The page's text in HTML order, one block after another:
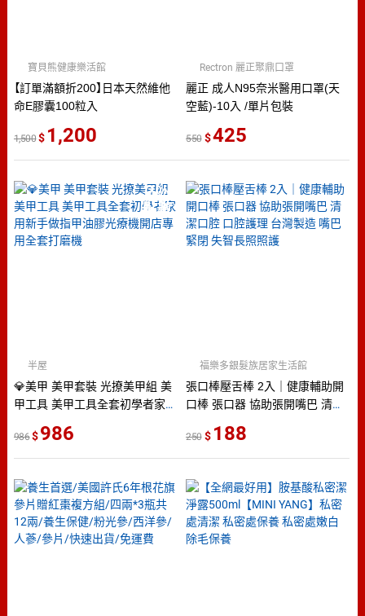
【訂單滿額折200】日本天然維他
命E膠囊100粒入
寶貝熊健康樂活館
1,500 1,200
麗正 成人N95奈米醫用口罩(天
空藍)-10入 /單片包裝
Rectron 麗正聚鼎口罩
550 425
2％
點數
💎美甲 美甲套裝 光撩美甲組 美
甲工具 美甲工具全套初學者家用
全套打磨機
半屋
986 986
張口棒壓舌棒 2入｜健康輔助開
口棒 張口器 協助張開嘴巴 清潔
閉 失智長照照護
福樂多銀髮族居家生活館
250 188